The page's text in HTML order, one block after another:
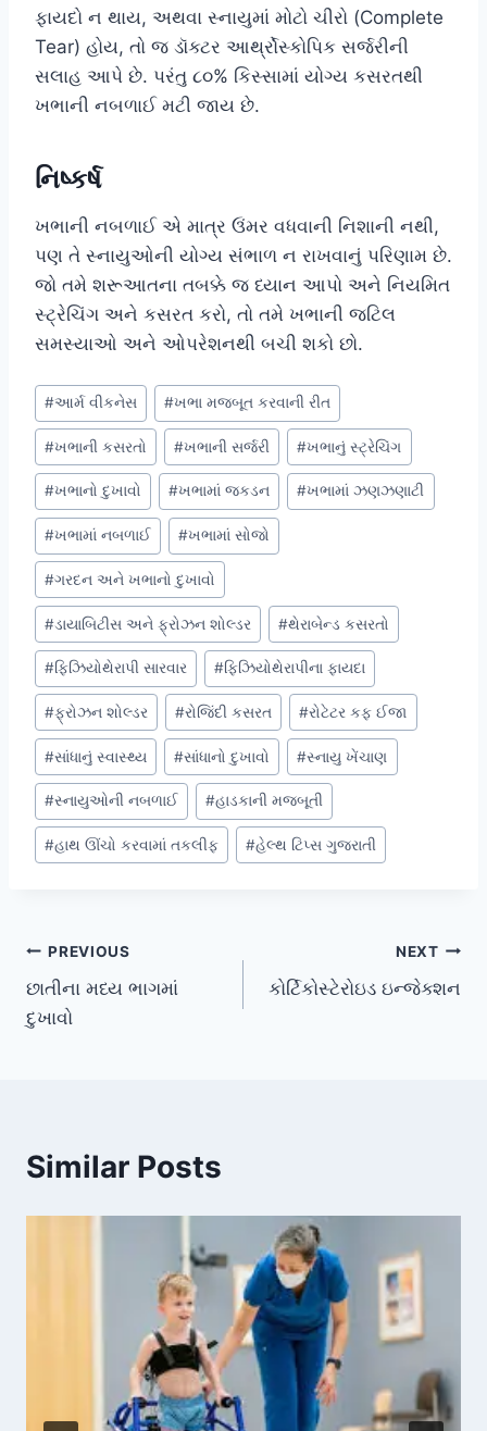
ફાયદો ન થાય, અથવા સ્નાયુમાં મોટો ચીરો (Complete
Tear) હોય, તો જ ડૉક્ટર આર્થ્રોસ્કોપિક સર્જરીની
સલાહ આપે છે. પરંતુ ૮૦% કિસ્સામાં યોગ્ય કસરતથી
ખભાની નબળાઈ મટી જાય છે.
નિષ્કર્ષ
ખભાની નબળાઈ એ માત્ર ઉંમર વધવાની નિશાની નથી,
પણ તે સ્નાયુઓની યોગ્ય સંભાળ ન રાખવાનું પરિણામ છે.
જો તમે શરૂઆતના તબક્કે જ ધ્યાન આપો અને નિયમિત
સ્ટ્રેચિંગ અને કસરત કરો, તો તમે ખભાની જટિલ
સમસ્યાઓ અને ઓપરેશનથી બચી શકો છો.
Post
Tags:
#આર્મ વીકનેસ #ખભા મજબૂત કરવાની રીત
#ખભાની કસરતો #ખભાની સર્જરી #ખભાનું સ્ટ્રેચિંગ
#ખભાનો દુખાવો #ખભામાં જકડન #ખભામાં ઝણઝણાટી
#ખભામાં નબળાઈ #ખભામાં સોજો
#ગરદન અને ખભાનો દુખાવો
#ડાયાબિટીસ અને ફ્રોઝન શોલ્ડર #થેરાબેન્ડ કસરતો
#ફિઝિયોથેરાપી સારવાર #ફિઝિયોથેરાપીના ફાયદા
#ફ્રોઝન શોલ્ડર #રોજિંદી કસરત #રોટેટર કફ ઈજા
#સાંધાનું સ્વાસ્થ્ય #સાંધાનો દુખાવો #સ્નાયુ ખેંચાણ
#સ્નાયુઓની નબળાઈ #હાડકાની મજબૂતી
#હાથ ઊંચો કરવામાં તકલીફ #હેલ્થ ટિપ્સ ગુજરાતી
Post
navigation
PREVIOUS
છાતીના મધ્ય ભાગમાં
દુખાવો
NEXT
કોર્ટિકોસ્ટેરોઇડ ઇન્જેક્શન
Similar Posts